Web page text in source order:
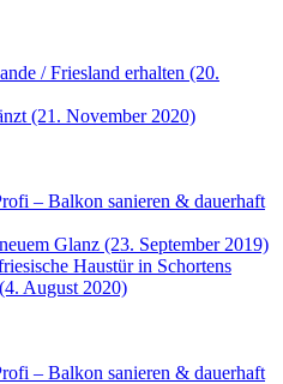
/ Friesland erhalten (20.
(21. November 2020)
– Balkon sanieren & dauerhaft
Glanz (23. September 2019)
Haustür in Schortens
August 2020)
– Balkon sanieren & dauerhaft